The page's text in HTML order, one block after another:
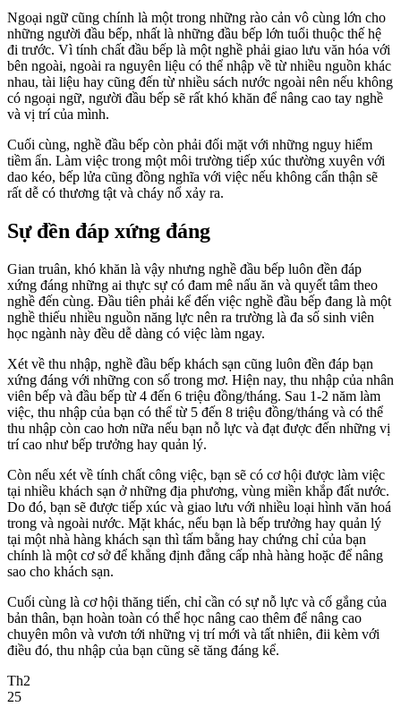
Ngoại ngữ cũng chính là một trong những rào cản vô cùng lớn cho
những người đầu bếp, nhất là những đầu bếp lớn tuổi thuộc thế hệ
đi trước. Vì tính chất đầu bếp là một nghề phải giao lưu văn hóa với
bên ngoài, ngoài ra nguyên liệu có thể nhập về từ nhiều nguồn khác
nhau, tài liệu hay cũng đến từ nhiều sách nước ngoài nên nếu không
có ngoại ngữ, người đầu bếp sẽ rất khó khăn để nâng cao tay nghề
và vị trí của mình.
Cuối cùng, nghề đầu bếp còn phải đối mặt với những nguy hiểm
tiềm ẩn. Làm việc trong một môi trường tiếp xúc thường xuyên với
dao kéo, bếp lửa cũng đồng nghĩa với việc nếu không cẩn thận sẽ
rất dễ có thương tật và cháy nổ xảy ra.
Sự đền đáp xứng đáng
Gian truân, khó khăn là vậy nhưng nghề đầu bếp luôn đền đáp
xứng đáng những ai thực sự có đam mê nấu ăn và quyết tâm theo
nghề đến cùng. Đầu tiên phải kể đến việc nghề đầu bếp đang là một
nghề thiếu nhiều nguồn năng lực nên ra trường là đa số sinh viên
học ngành này đều dễ dàng có việc làm ngay.
Xét về thu nhập, nghề đầu bếp khách sạn cũng luôn đền đáp bạn
xứng đáng với những con số trong mơ. Hiện nay, thu nhập của nhân
viên bếp và đầu bếp từ 4 đến 6 triệu đồng/tháng. Sau 1-2 năm làm
việc, thu nhập của bạn có thể từ 5 đến 8 triệu đồng/tháng và có thể
thu nhập còn cao hơn nữa nếu bạn nỗ lực và đạt được đến những vị
trí cao như bếp trưởng hay quản lý.
Còn nếu xét về tính chất công việc, bạn sẽ có cơ hội được làm việc
tại nhiều khách sạn ở những địa phương, vùng miền khắp đất nước.
Do đó, bạn sẽ được tiếp xúc và giao lưu với nhiều loại hình văn hoá
trong và ngoài nước. Mặt khác, nếu bạn là bếp trưởng hay quản lý
tại một nhà hàng khách sạn thì tấm bằng hay chứng chỉ của bạn
chính là một cơ sở để khẳng định đẳng cấp nhà hàng hoặc để nâng
sao cho khách sạn.
Cuối cùng là cơ hội thăng tiến, chỉ cần có sự nỗ lực và cố gắng của
bản thân, bạn hoàn toàn có thể học nâng cao thêm để nâng cao
chuyên môn và vươn tới những vị trí mới và tất nhiên, đii kèm với
điều đó, thu nhập của bạn cũng sẽ tăng đáng kể.
Th2
25